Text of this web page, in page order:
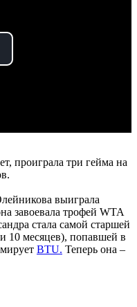
проиграла три гейма на
выиграла
завоевала трофей WTA
стала самой старшей
10 месяцев), попавшей в
BTU. Теперь она –